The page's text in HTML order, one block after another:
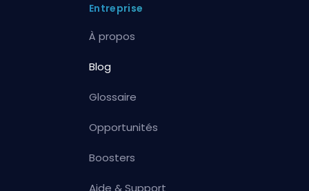
Entreprise
À propos
Blog
Glossaire
Opportunités
Boosters
Aide & Support